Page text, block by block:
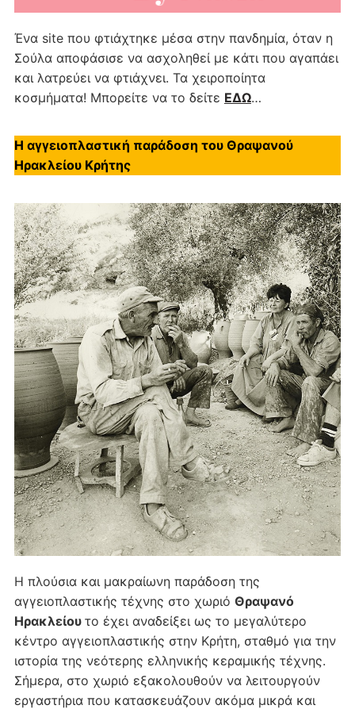
Ένα site που φτιάχτηκε μέσα στην πανδημία, όταν η
Σούλα αποφάσισε να ασχοληθεί με κάτι που αγαπάει
και λατρεύει να φτιάχνει. Τα χειροποίητα
κοσμήματα! Μπορείτε να το δείτε ΕΔΩ…
Η αγγειοπλαστική παράδοση του Θραψανού
Ηρακλείου Κρήτης
Η πλούσια και μακραίωνη παράδοση της
αγγειοπλαστικής τέχνης στο χωριό Θραψανό
Ηρακλείου το έχει αναδείξει ως το μεγαλύτερο
κέντρο αγγειοπλαστικής στην Κρήτη, σταθμό για την
ιστορία της νεότερης ελληνικής κεραμικής τέχνης.
Σήμερα, στο χωριό εξακολουθούν να λειτουργούν
εργαστήρια που κατασκευάζουν ακόμα μικρά και